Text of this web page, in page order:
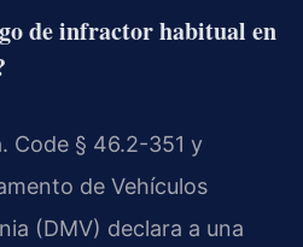
de infractor habitual en
Code § 46.2-351 y
de Vehículos
(DMV) declara a una